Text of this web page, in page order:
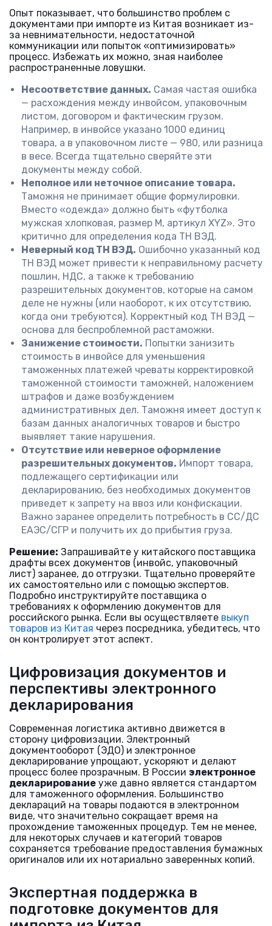
Опыт показывает, что большинство проблем с
документами при импорте из Китая возникает из-
за невнимательности, недостаточной
коммуникации или попыток «оптимизировать»
процесс. Избежать их можно, зная наиболее
распространенные ловушки.
Несоответствие данных. Самая частая ошибка
— расхождения между инвойсом, упаковочным
листом, договором и фактическим грузом.
Например, в инвойсе указано 1000 единиц
товара, а в упаковочном листе — 980, или разница
в весе. Всегда тщательно сверяйте эти
документы между собой.
Неполное или неточное описание товара.
Таможня не принимает общие формулировки.
Вместо «одежда» должно быть «футболка
мужская хлопковая, размер М, артикул XYZ». Это
критично для определения кода ТН ВЭД.
Неверный код ТН ВЭД. Ошибочно указанный код
ТН ВЭД может привести к неправильному расчету
пошлин, НДС, а также к требованию
разрешительных документов, которые на самом
деле не нужны (или наоборот, к их отсутствию,
когда они требуются). Корректный код ТН ВЭД —
основа для беспроблемной растаможки.
Занижение стоимости. Попытки занизить
стоимость в инвойсе для уменьшения
таможенных платежей чреваты корректировкой
таможенной стоимости таможней, наложением
штрафов и даже возбуждением
административных дел. Таможня имеет доступ к
базам данных аналогичных товаров и быстро
выявляет такие нарушения.
Отсутствие или неверное оформление
разрешительных документов. Импорт товара,
подлежащего сертификации или
декларированию, без необходимых документов
приведет к запрету на ввоз или конфискации.
Важно заранее определить потребность в СС/ДС
ЕАЭС/СГР и получить их до прибытия груза.
Решение: Запрашивайте у китайского поставщика
драфты всех документов (инвойс, упаковочный
лист) заранее, до отгрузки. Тщательно проверяйте
их самостоятельно или с помощью экспертов.
Подробно инструктируйте поставщика о
требованиях к оформлению документов для
российского рынка. Если вы осуществляете выкуп
товаров из Китая через посредника, убедитесь, что
он контролирует этот аспект.
Цифровизация документов и
перспективы электронного
декларирования
Современная логистика активно движется в
сторону цифровизации. Электронный
документооборот (ЭДО) и электронное
декларирование упрощают, ускоряют и делают
процесс более прозрачным. В России электронное
декларирование уже давно является стандартом
для таможенного оформления. Большинство
деклараций на товары подаются в электронном
виде, что значительно сокращает время на
прохождение таможенных процедур. Тем не менее,
для некоторых случаев и категорий товаров
сохраняется требование предоставления бумажных
оригиналов или их нотариально заверенных копий.
Экспертная поддержка в
подготовке документов для